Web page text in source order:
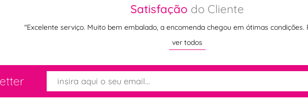
Satisfação do Cliente
"Excelente serviço. Muito bem embalado, a encomenda chegou em ótimas condições.
ver todos